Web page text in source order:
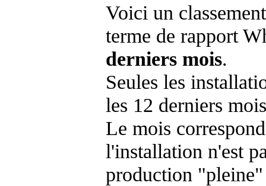
Voici un
terme de rapport
derniers mois.
Seules les
les 12 derniers
Le mois
l'installation n'est
production "pleine"